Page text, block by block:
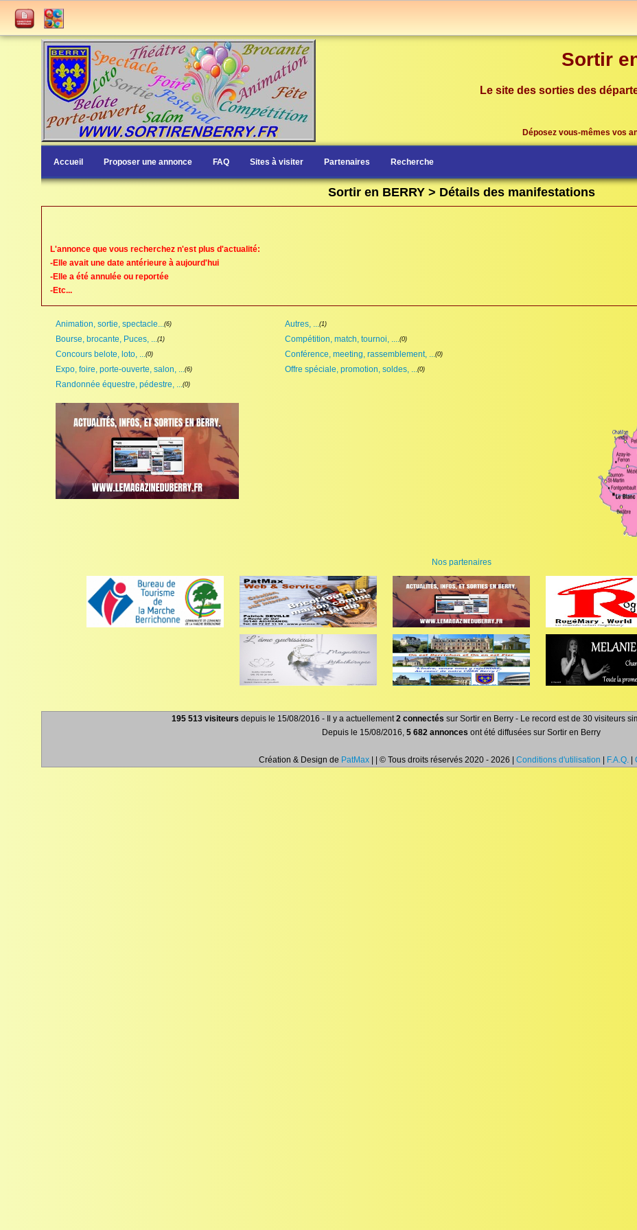
Sortir
Le site des sorties des
Déposez vous-mêmes vos
Accueil Proposer une annonce FAQ Sites à visiter Partenaires Recherche
Sortir en BERRY > Détails des manifestations
L'annonce que vous recherchez n'est plus d'actualité:
-Elle avait une date antérieure à aujourd'hui
-Elle a été annulée ou reportée
-Etc...
Animation, sortie, spectacle...(6) Autres, ...(1)
Bourse, brocante, Puces, ...(1) Compétition, match, tournoi, ....(0)
Concours belote, loto, ...(0) Conférence, meeting, rassemblement, ...(0)
Expo, foire, porte-ouverte, salon, ...(6) Offre spéciale, promotion, soldes, ...(0)
Randonnée équestre, pédestre, ...(0)
Nos partenaires
195 513 visiteurs depuis le 15/08/2016 - Il y a actuellement2 connectés sur Sortir en Berry - Le record est de 30 visiteurs
Depuis le 15/08/2016, 5 682 annonces ont été diffusées sur Sortir en Berry
Création & Design de PatMax | | © Tous droits réservés 2020 - 2026 | Conditions d'utilisation | F.A.Q. |